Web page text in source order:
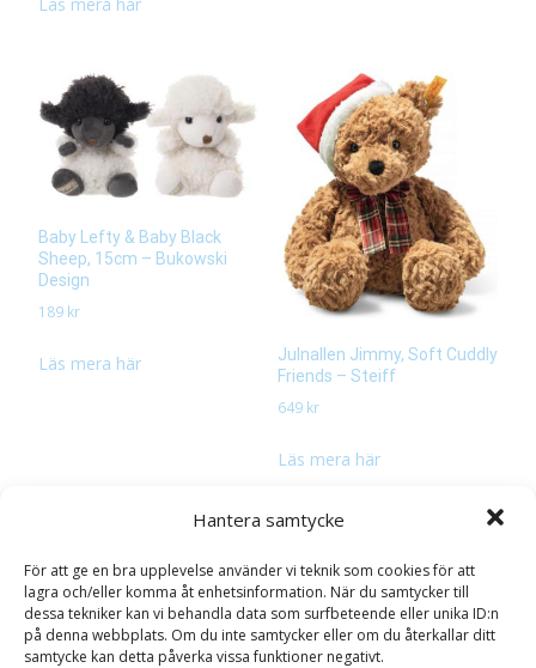
Hantera samtycke
För att ge en bra upplevelse använder vi teknik som cookies för att
lagra och/eller komma åt enhetsinformation. När du samtycker till
dessa tekniker kan vi behandla data som surfbeteende eller unika ID:n
på denna webbplats. Om du inte samtycker eller om du återkallar ditt
samtycke kan detta påverka vissa funktioner negativt.
Läs mera här
Baby Lefty & Baby Black
Sheep, 15cm – Bukowski
Design
189 kr
Läs mera här
Julnallen Jimmy, Soft Cuddly
Friends – Steiff
649 kr
Läs mera här